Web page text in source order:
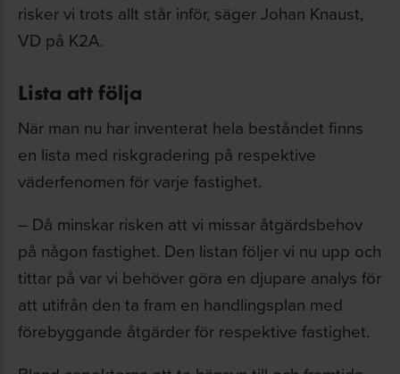
risker vi trots allt står inför, säger Johan Knaust,
VD på K2A.
Lista att följa
När man nu har inventerat hela beståndet finns
en lista med riskgradering på respektive
väderfenomen för varje fastighet.
– Då minskar risken att vi missar åtgärdsbehov
på någon fastighet. Den listan följer vi nu upp och
tittar på var vi behöver göra en djupare analys för
att utifrån den ta fram en handlingsplan med
förebyggande åtgärder för respektive fastighet.